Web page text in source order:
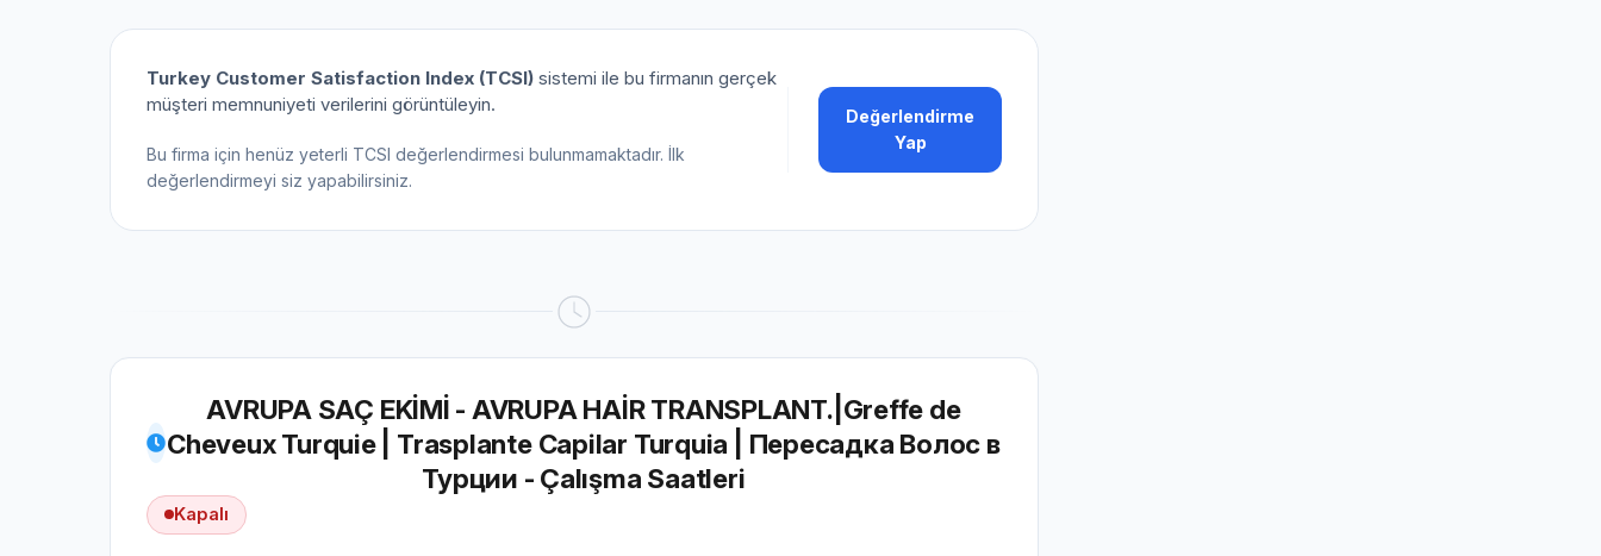
Turkey Customer Satisfaction Index (TCSI) sistemi ile bu firmanın gerçek
müşteri memnuniyeti verilerini görüntüleyin.
Bu firma için henüz yeterli TCSI değerlendirmesi bulunmamaktadır. İlk
değerlendirmeyi siz yapabilirsiniz.
Değerlendirme
Yap
AVRUPA SAÇ EKİMİ - AVRUPA HAİR TRANSPLANT.|Greffe de
Cheveux Turquie | Trasplante Capilar Turquia | Пересадка Волос в
Турции - Çalışma Saatleri
Kapalı